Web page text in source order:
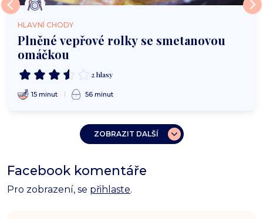
HLAVNÍ CHODY
Plněné vepřové rolky se smetanovou
omáčkou
2 hlasy
15 minut 56 minut
ZOBRAZIT DALŠÍ
Facebook komentáře
Pro zobrazení, se přihlaste.